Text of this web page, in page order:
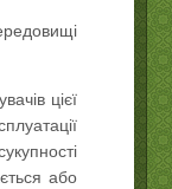
цієї
або